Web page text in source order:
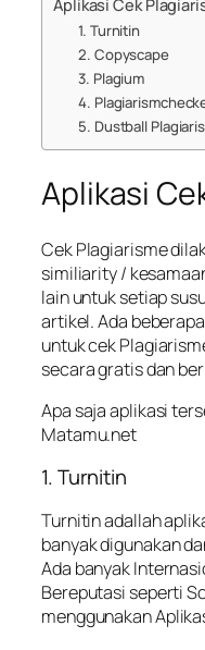
Aplikasi Cek
1. Turnitin
2. Copyscape
3. Plagium
4.
5. Dustball
Aplikasi
Cek Plagiarisme
similiarity /
lain untuk setiap
artikel. Ada
untuk cek
secara gratis dan
Apa saja aplikasi
Matamu.net
1. Turnitin
Turnitin adallah
banyak digunakan
Ada banyak
Bereputasi seperti
menggunakan